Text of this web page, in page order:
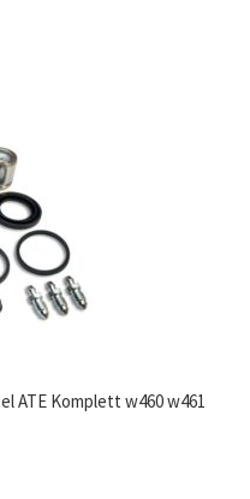
ATE Komplett w460 w461